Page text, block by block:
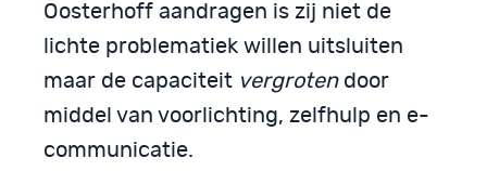
Oosterhoff aandragen is zij niet de
lichte problematiek willen uitsluiten
maar de capaciteit vergrotendoor
middel van voorlichting, zelfhulp en e-
communicatie.